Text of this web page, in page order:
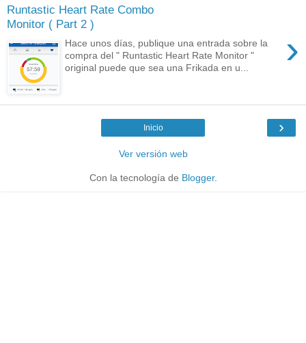
Runtastic Heart Rate Combo
Monitor ( Part 2 )
›
Hace unos días, publique una entrada sobre la
compra del " Runtastic Heart Rate Monitor "
original puede que sea una Frikada en u...
›
Inicio
Ver versión web
Con la tecnología de Blogger.